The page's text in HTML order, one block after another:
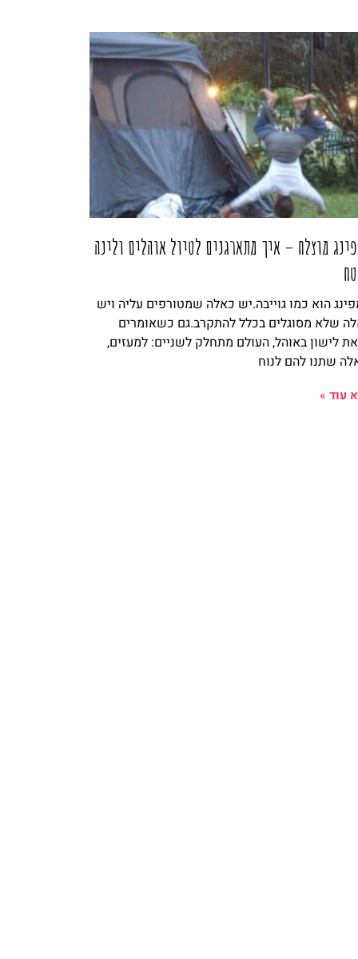
מוצלח – איך מתארגנים לטיול אוהלים ולינה
הוא כמו גוייבה.יש כאלה שמטורפים עליה ויש
שלא מסוגלים בכלל להתקרב.גם כשאומרים
לישון באוהל, העולם מתחלק לשניים: למעזים,
שתנו להם לנוח
עוד »